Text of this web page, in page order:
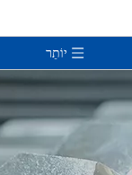
יוֹתֵר